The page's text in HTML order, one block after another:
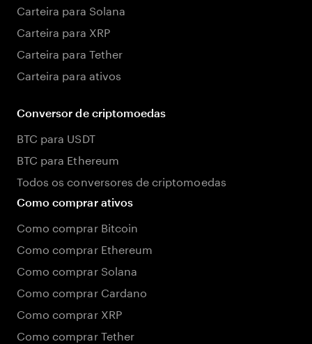
Carteira para Solana
Carteira para XRP
Carteira para Tether
Carteira para ativos
Conversor de criptomoedas
BTC para USDT
BTC para Ethereum
Todos os conversores de criptomoedas
Como comprar ativos
Como comprar Bitcoin
Como comprar Ethereum
Como comprar Solana
Como comprar Cardano
Como comprar XRP
Como comprar Tether